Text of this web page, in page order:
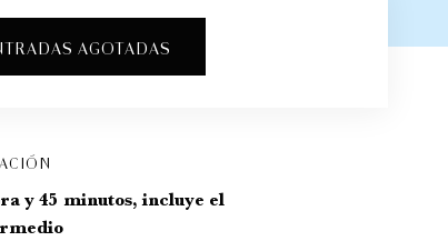
AGOTADAS
y 45 minutos, incluye el